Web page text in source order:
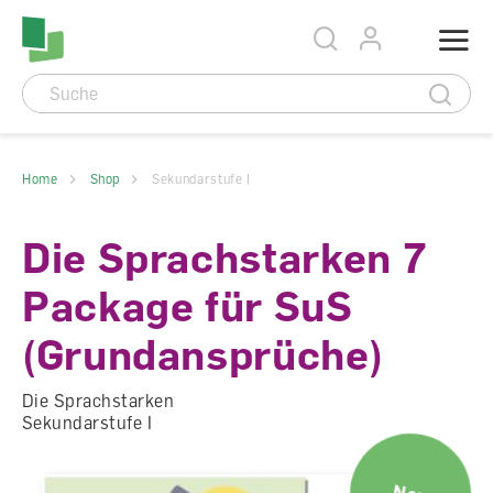
Accesskey Navigation
Seitenanfang
Direkt
Hauptnavigation
Direkt
zum
Hauptinhalt
Direkt
zum
Direkt
Home Shop Sekundarstufe I
Die Sprachstarken 7
Package für SuS
(Grundansprüche)
Die Sprachstarken
Sekundarstufe I